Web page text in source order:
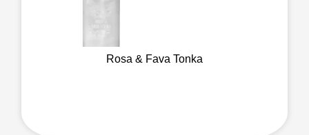
Rosa & Fava Tonka